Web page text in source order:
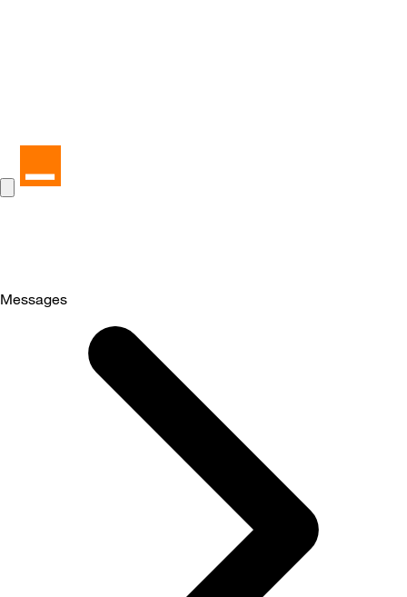
Messages